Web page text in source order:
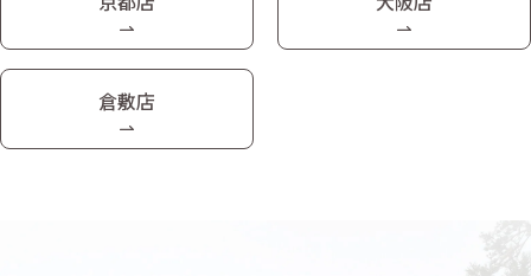
倉敷店